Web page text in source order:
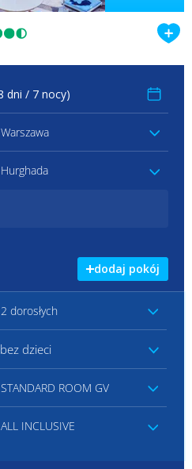
Warszawa
Hurghada
dodaj pokój
2 dorosłych
bez dzieci
STANDARD ROOM GV
ALL INCLUSIVE